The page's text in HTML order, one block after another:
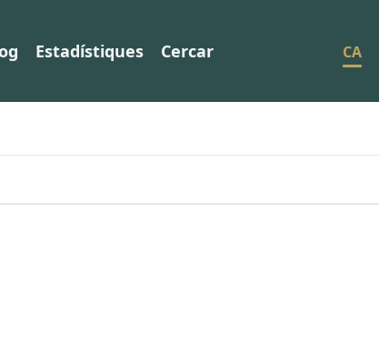
Estadístiques Cercar CA